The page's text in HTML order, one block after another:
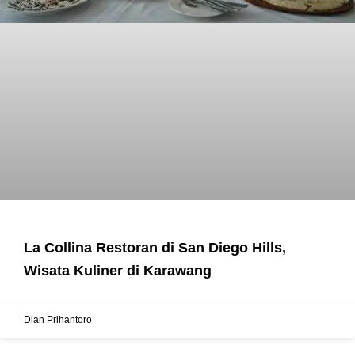
La Collina Restoran di San Diego Hills,
Wisata Kuliner di Karawang
Dian Prihantoro